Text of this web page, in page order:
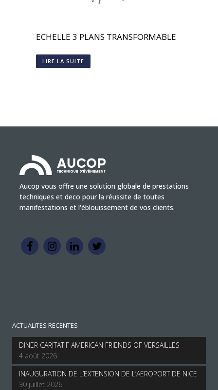
ECHELLE 3 PLANS TRANSFORMABLE
LIRE LA SUITE
Aucop vous offre une solution globale de prestations
techniques et deco pour la réussite de toutes
manifestations et l'éblouissement de vos clients.
ACTUALITES RECENTES
DINER CARITATIF AMERICAN FRIENDS OF VERSAILLES
4 août 2026
INAUGURATION DE L’EXTENSION DE L’AEROPORT DE NICE
30 juillet 2026